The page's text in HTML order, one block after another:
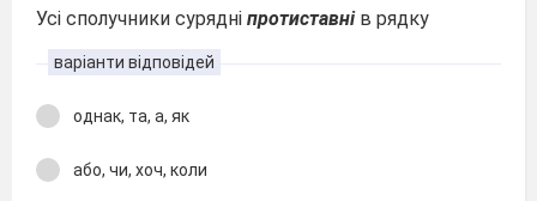
Усі сполучники сурядні протиставнів рядку
варіанти відповідей
однак, та, а, як
або, чи, хоч, коли